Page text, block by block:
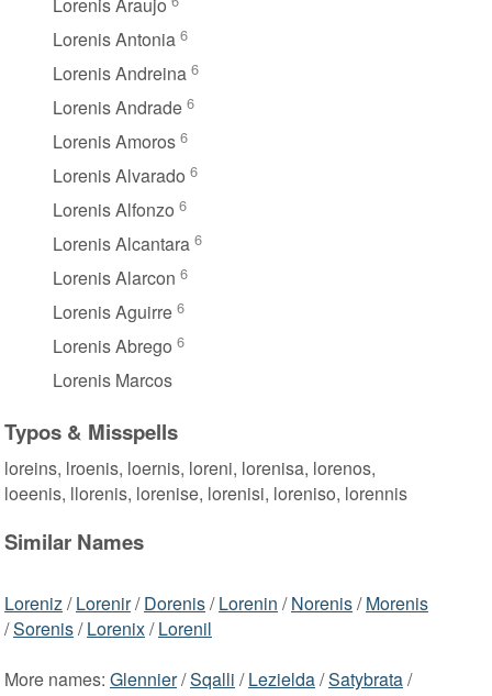
Lorenis Antonia 6
Lorenis Andreina 6
Lorenis Andrade 6
Lorenis Amoros 6
Lorenis Alvarado 6
Lorenis Alfonzo 6
Lorenis Alcantara 6
Lorenis Alarcon 6
Lorenis Aguirre 6
Lorenis Abrego 6
Lorenis Marcos
Typos & Misspells
loreins, lroenis, loernis, loreni, lorenisa, lorenos,
loeenis, llorenis, lorenise, lorenisi, loreniso, lorennis
Similar Names
Loreniz/Lorenir/Dorenis/Lorenin /Norenis/Morenis
/Sorenis/Lorenix/Lorenil
More names: Glennier/Sqalli /Lezielda/Satybrata/